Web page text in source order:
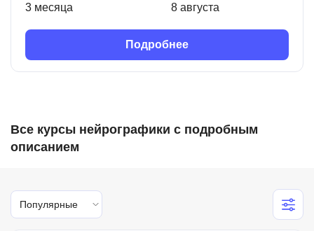
3 месяца 8 августа
Подробнее
Все курсы нейрографики с подробным
описанием
Популярные